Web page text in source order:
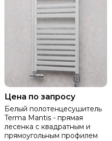
Цена по запросу
Белый полотенцесушитель
Terma Mantis - прямая
лесенка с квадратным и
прямоугольным профилем